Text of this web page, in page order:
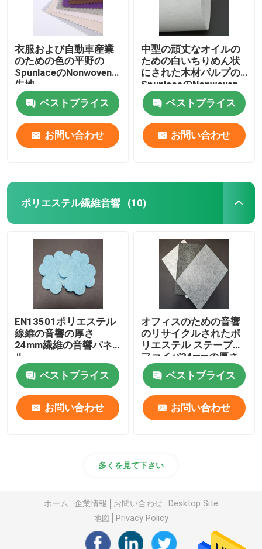
衣服および自動車産業
のための色の平野の
SpunlaceのNonwoven
生地
ベストプライス
お問い合わせ
中型の頑丈なオイルの
ための白いちりめん状
にされた木材パルプの
SpunlaceのNonwoven
の生地
ベストプライス
お問い合わせ
ポリエステル繊維音響 (10)
EN13501ポリエステル
線維の音響の厚さ
24mm繊維の音響パネ
ル
ベストプライス
お問い合わせ
オフィスのための音響
のリサイクルされたポ
リエステル ステープル
ファイバ24mmの厚さ
ベストプライス
お問い合わせ
多くを見て下さい
ホーム 企業情報 お問い合わせ
Desktop Site
地図
Privacy Policy